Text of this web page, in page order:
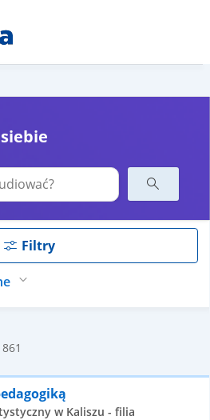
Filtry
861
w Kaliszu - filia